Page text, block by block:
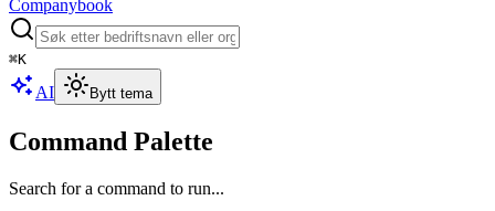
Companybook
⌘K
AI Bytt tema
Command Palette
Search for a command to run...